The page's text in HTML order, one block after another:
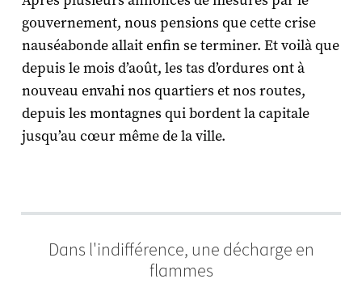
gouvernement, nous pensions que cette crise
nauséabonde allait enfin se terminer. Et voilà que
depuis le mois d’août, les tas d’ordures ont à
nouveau envahi nos quartiers et nos routes,
depuis les montagnes qui bordent la capitale
jusqu’au cœur même de la ville.
Dans l'indifférence, une décharge en
flammes